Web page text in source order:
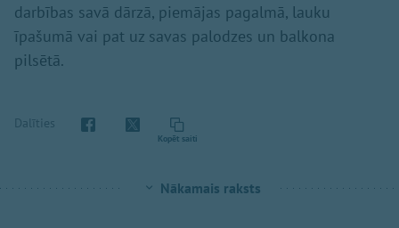
darbības savā dārzā, piemājas pagalmā, lauku
īpašumā vai pat uz savas palodzes un balkona
pilsētā.
Dalīties
Kopēt saiti
Nākamais raksts